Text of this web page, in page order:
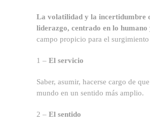
La volatilidad y la incertidumbre
liderazgo, centrado en lo humano
campo propicio para el
1 – El servicio
Saber, asumir, hacerse cargo de
mundo en un sentido más amplio.
2 – El sentido